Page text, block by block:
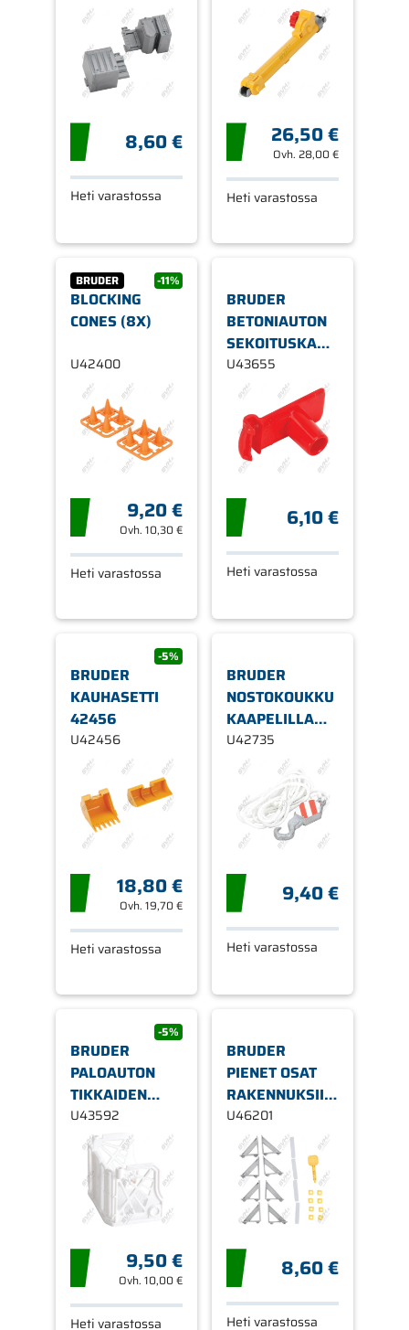
8,60 €
Heti varastossa
26,50 €
Ovh.28,00 €
Heti varastossa
BRUDER -11%
BLOCKING
CONES (8X)
U42400
9,20 €
Ovh. 10,30 €
Heti varastossa
BRUDER
BETONIAUTON
SEKOITUSKAMPI
43655
U43655
6,10 €
Heti varastossa
-5%
BRUDER
KAUHASETTI
42456
U42456
18,80 €
Ovh. 19,70 €
Heti varastossa
BRUDER
NOSTOKOUKKU
KAAPELILLA
MAN-
NOSTURIAUTOON
U42735
9,40 €
Heti varastossa
-5%
BRUDER
PALOAUTON
TIKKAIDEN
KORI 43592
U43592
9,50 €
Ovh. 10,00 €
Heti varastossa
BRUDER
PIENET OSAT
RAKENNUKSIIN
46201
U46201
8,60 €
Heti varastossa